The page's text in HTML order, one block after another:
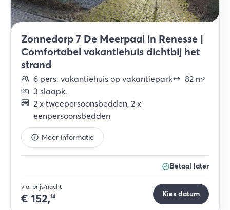
Zonnedorp 7 De Meerpaal in Renesse |
Comfortabel vakantiehuis dichtbij het
strand
6 pers. vakantiehuis op vakantiepark 82 m2
3 slaapk.
2 x tweepersoonsbedden, 2 x
eenpersoonsbedden
Meer informatie
Betaal later
v.a. prijs/nacht
€ 152,14 Kies datum